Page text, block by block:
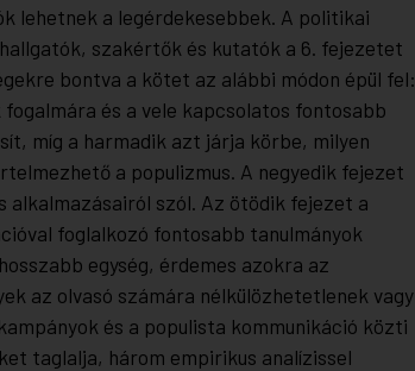
lehetnek a legérdekesebbek. A politikai
szakértők és kutatók a 6. fejezetet
bontva a kötet az alábbi módon épül fel:
és a vele kapcsolatos fontosabb
míg a harmadik azt járja körbe, milyen
a populizmus. A negyedik fejezet
alkalmazásairól szól. Az ötödik fejezet a
foglalkozó fontosabb tanulmányok
egység, érdemes azokra az
az olvasó számára nélkülözhetetlenek vagy
és a populista kommunikáció közti
taglalja, három empirikus analízissel